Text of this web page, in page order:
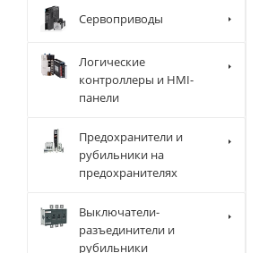
Сервоприводы
Логические
контроллеры и HMI-
панели
Предохранители и
рубильники на
предохранителях
Выключатели-
разъединители и
рубильники